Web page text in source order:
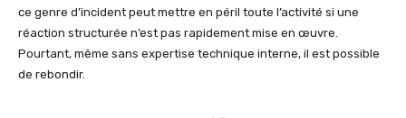
ce genre d’incident peut mettre en péril toute l’activité si une
réaction structurée n’est pas rapidement mise en œuvre.
Pourtant, même sans expertise technique interne, il est possible
de rebondir.